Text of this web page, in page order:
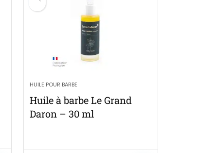
HUILE POUR BARBE
Huile à barbe Le Grand
Daron – 30 ml